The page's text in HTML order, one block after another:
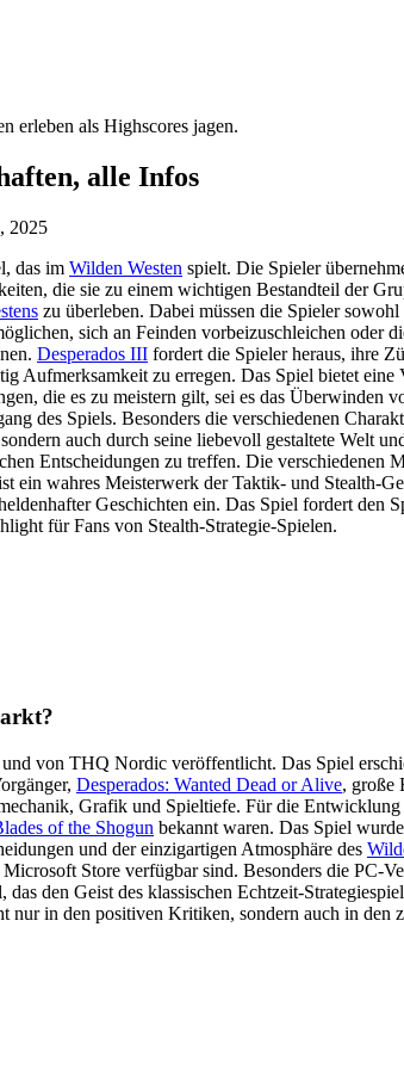
erleben als Highscores jagen.
alle Infos
2025
das im Wilden Westen spielt. Die Spieler
die sie zu einem wichtigen Bestandteil der
zu überleben. Dabei müssen die Spieler
sich an Feinden vorbeizuschleichen
Desperados III fordert die Spieler heraus, ihre
Aufmerksamkeit zu erregen. Das Spiel bietet
die es zu meistern gilt, sei es das
des Spiels. Besonders die verschiedenen
auch durch seine liebevoll gestaltete Welt
Entscheidungen zu treffen. Die
ein wahres Meisterwerk der Taktik- und Stealth-
Geschichten ein. Das Spiel fordert
für Fans von Stealth-Strategie-Spielen.
von THQ Nordic veröffentlicht. Das Spiel
Desperados: Wanted Dead or Alive, große
Grafik und Spieltiefe. Für die
of the Shogun bekannt waren. Das Spiel
und der einzigartigen Atmosphäre des
Store verfügbar sind. Besonders die PC-
das den Geist des klassischen Echtzeit-
nur in den positiven Kritiken, sondern auch in